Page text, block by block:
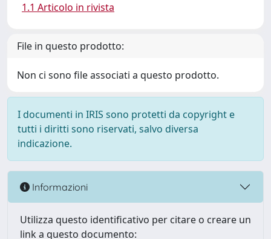
1.1 Articolo in rivista
File in questo prodotto:
Non ci sono file associati a questo prodotto.
I documenti in IRIS sono protetti da copyright e
tutti i diritti sono riservati, salvo diversa
indicazione.
Informazioni
Utilizza questo identificativo per citare o creare un
link a questo documento: